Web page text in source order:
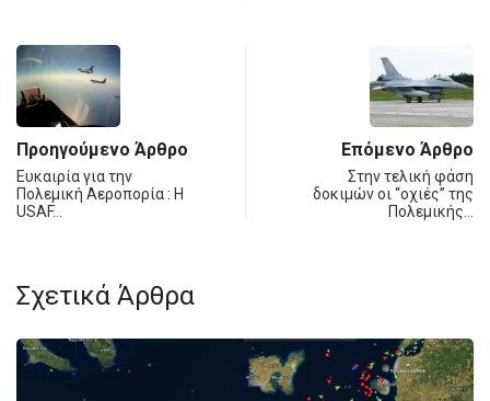
Προηγούμενο Άρθρο
Ευκαιρία για την
Πολεμική Αεροπορία : Η
USAF…
Επόμενο Άρθρο
Στην τελική φάση
δοκιμών οι “οχιές” της
Πολεμικής…
Σχετικά Άρθρα